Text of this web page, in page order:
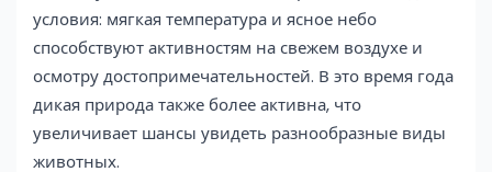
условия: мягкая температура и ясное небо
способствуют активностям на свежем воздухе и
осмотру достопримечательностей. В это время года
дикая природа также более активна, что
увеличивает шансы увидеть разнообразные виды
животных.